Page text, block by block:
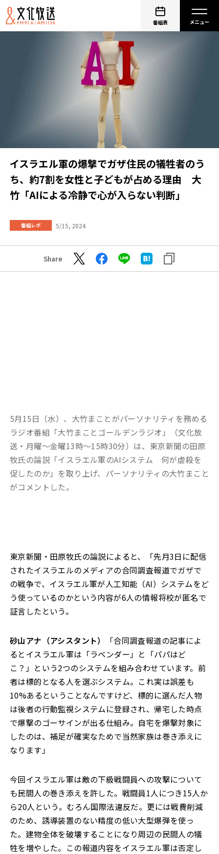
番組表
イスラエル軍の爆撃でガザ住民の犠牲者のう
ち、約7割を女性と子どもが占める理由 大
竹「AIによる冷静で心が入らない判断」
番組レポ 5/15, 2024
Share
5月15日（水）、大竹まことがパーソナリティを務める
ラジオ番組「大竹まことゴールデンラジオ」（文化放
送・月曜～金曜13時～15時30分）は、東京新聞の田原
牧氏の論説「イスラエル軍のAIシステム 何が虐殺を
促したのか」を取り上げ、パーソナリティの大竹まこと
がコメントした。
東京新聞・田原牧氏の論説によると、「先月3日に配信
されたイスラエルのメディアの合同調査報道でガザで
の戦争で、イスラエル軍が人工知能（AI）システムをど
う使っているのかという内容が6人の情報将校が匿名で
証言したという。
砂山アナ（アシスタント）
「合同調査報道の記事によ
るとイスラエル軍は「ラベンダー」と「パパはど
こ？」という2つのシステムを組み合わせています。前
者は標的となる人を選ぶシステム。これ実は誤差も
10%あるということなんですけど、標的に選んだ人物
は後者の行動監視システムに登録され、帰宅した時点
で爆撃のゴーサインが出る仕組み。自宅を爆撃対象に
したのは、補足が確実なためで当然家族は巻き添えに
なります」
今回イスラエル軍は敵の下級戦闘員への攻撃について
も民間人の巻き添えを許した。戦闘員1人につき15人か
ら20人という。むろん国際法違反だ。更には戦費削減
のため、誘導装置のない精度の低い大型爆弾を使っ
た。建物全体を破壊することになり周辺の民間人の犠
牲を増やした。この報道内容をイスラエル軍は否定し